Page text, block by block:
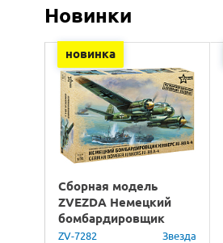
Новинки
новинка
Сборная модель
ZVEZDA Немецкий
бомбардировщик
Юнкерс Ju-88, 1/72
ZV-7282 Звезда